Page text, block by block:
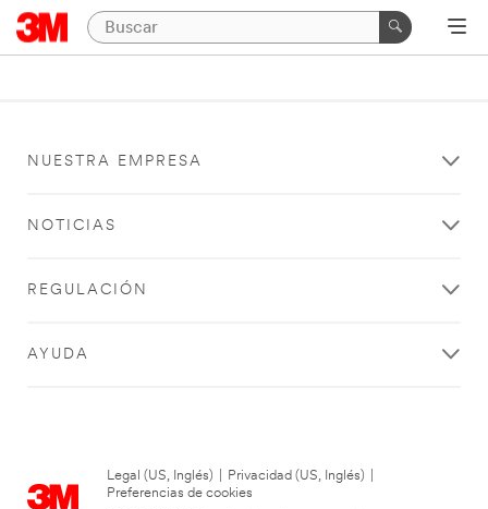
NUESTRA EMPRESA
NOTICIAS
REGULACIÓN
AYUDA
Legal (US, Inglés) Privacidad (US, Inglés)
Preferencias de cookies